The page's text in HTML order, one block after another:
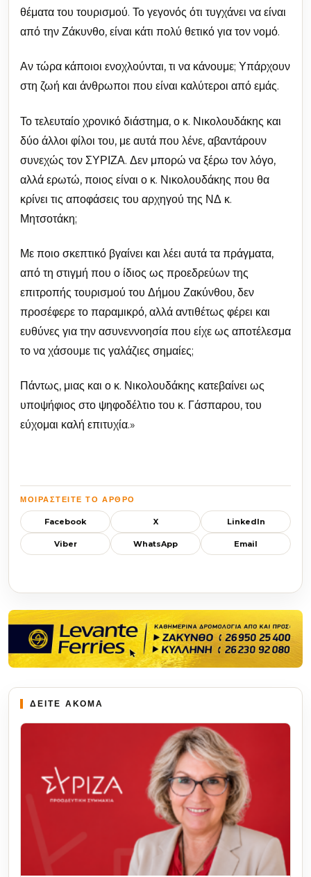
θέματα του τουρισμού. Το γεγονός ότι τυγχάνει να είναι
από την Ζάκυνθο, είναι κάτι πολύ θετικό για τον νομό.
Αν τώρα κάποιοι ενοχλούνται, τι να κάνουμε; Υπάρχουν
στη ζωή και άνθρωποι που είναι καλύτεροι από εμάς.
Το τελευταίο χρονικό διάστημα, ο κ. Νικολουδάκης και
δύο άλλοι φίλοι του, με αυτά που λένε, αβαντάρουν
συνεχώς τον ΣΥΡΙΖΑ. Δεν μπορώ να ξέρω τον λόγο,
αλλά ερωτώ, ποιος είναι ο κ. Νικολουδάκης που θα
κρίνει τις αποφάσεις του αρχηγού της ΝΔ κ.
Μητσοτάκη;
Με ποιο σκεπτικό βγαίνει και λέει αυτά τα πράγματα,
από τη στιγμή που ο ίδιος ως προεδρεύων της
επιτροπής τουρισμού του Δήμου Ζακύνθου, δεν
προσέφερε το παραμικρό, αλλά αντιθέτως φέρει και
ευθύνες για την ασυνεννοησία που είχε ως αποτέλεσμα
το να χάσουμε τις γαλάζιες σημαίες;
Πάντως, μιας και ο κ. Νικολουδάκης κατεβαίνει ως
υποψήφιος στο ψηφοδέλτιο του κ. Γάσπαρου, του
εύχομαι καλή επιτυχία.»
ΜΟΙΡΑΣΤΕΊΤΕ ΤΟ ΆΡΘΡΟ
Facebook X LinkedIn
Viber WhatsApp Email
ΔΕΙΤΕ ΑΚΟΜΑ